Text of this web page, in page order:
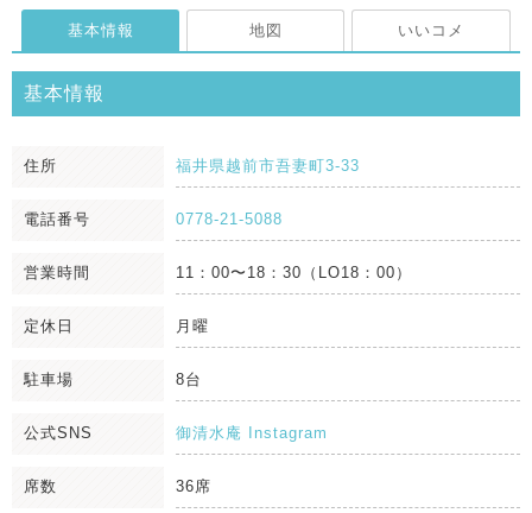
基本情報 地図 いいコメ
基本情報
住所 福井県越前市吾妻町3-33
電話番号 0778-21-5088
営業時間 11：00〜18：30（LO18：00）
定休日 月曜
駐車場 8台
公式SNS 御清水庵 Instagram
席数 36席